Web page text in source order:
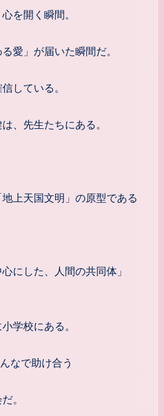
を開く瞬間。
愛」が届いた瞬間だ。
している。
、先生たちにある。
上天国文明」の原型である
にした、人間の共同体」
学校にある。
なで助け合う
。